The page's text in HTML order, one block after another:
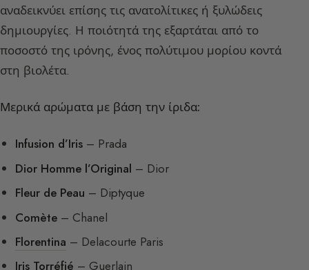
αναδεικνύει επίσης τις ανατολίτικες ή ξυλώδεις
δημιουργίες. Η ποιότητά της εξαρτάται από το
ποσοστό της ιρόνης, ένος πολύτιμου μορίου κοντά
στη βιολέτα.
Μερικά αρώματα με βάση την ίριδα:
Infusion d’Iris – Prada
Dior Homme l’Original – Dior
Fleur de Peau – Diptyque
Comète – Chanel
Florentina – Delacourte Paris
Iris Torréfié – Guerlain